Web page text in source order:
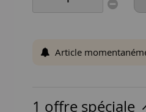
Article
1 offre spéciale